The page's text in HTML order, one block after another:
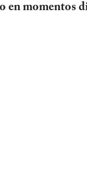
en momentos